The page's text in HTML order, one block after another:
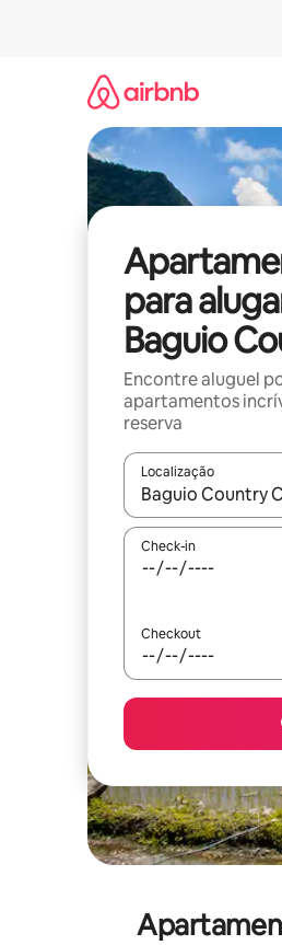
para
Baguio
Encontre aluguel
apartamentos
reserva
Localização
Quando os
Check-in
Checkout